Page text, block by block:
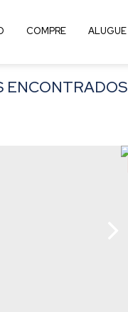
ALUGUE
COMPRE
ENCONTRADOS